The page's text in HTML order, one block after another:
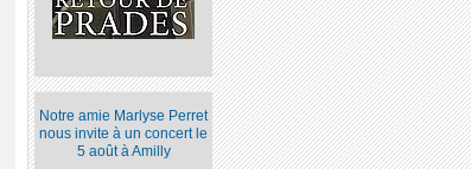
Notre amie Marlyse Perret
nous invite à un concert le
5 août à Amilly